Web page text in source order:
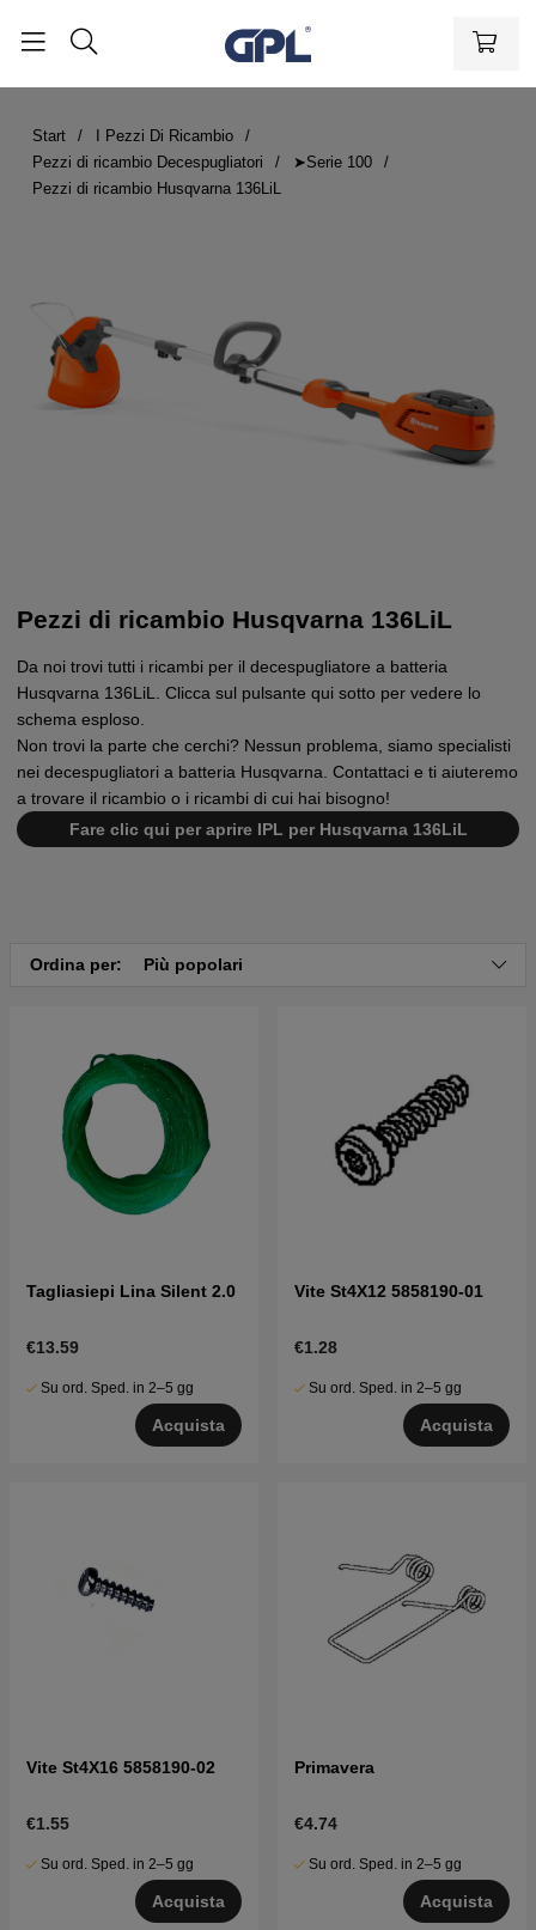
Start
I Pezzi Di Ricambio
Pezzi di ricambio Decespugliatori
➤Serie 100
Pezzi di ricambio Husqvarna 136LiL
Pezzi di ricambio Husqvarna 136LiL
Da noi trovi tutti i ricambi per il decespugliatore a batteria
Husqvarna 136LiL. Clicca sul pulsante qui sotto per vedere lo
schema esploso.
Non trovi la parte che cerchi? Nessun problema, siamo specialisti
nei decespugliatori a batteria Husqvarna. Contattaci e ti aiuteremo
a trovare il ricambio o i ricambi di cui hai bisogno!
Fare clic qui per aprire IPL per Husqvarna 136LiL
Ordina per: Più popolari
Tagliasiepi Lina Silent 2.0
€13.59
Su ord. Sped. in 2–5 gg
Acquista
Vite St4X12 5858190-01
€1.28
Su ord. Sped. in 2–5 gg
Acquista
Vite St4X16 5858190-02
€1.55
Su ord. Sped. in 2–5 gg
Acquista
Primavera
€4.74
Su ord. Sped. in 2–5 gg
Acquista